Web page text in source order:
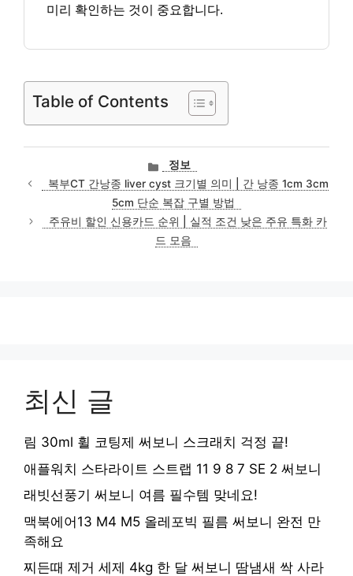
미리 확인하는 것이 중요합니다.
Table of Contents
카
테
고
리
정보
복부CT 간낭종 liver cyst 크기별 의미 | 간 낭종 1cm 3cm
5cm 단순 복잡 구별 방법
주유비 할인 신용카드 순위 | 실적 조건 낮은 주유 특화 카
드 모음
최신 글
림 30ml 휠 코팅제 써보니 스크래치 걱정 끝!
애플워치 스타라이트 스트랩 11 9 8 7 SE 2 써보니
래빗선풍기 써보니 여름 필수템 맞네요!
맥북에어13 M4 M5 올레포빅 필름 써보니 완전 만
족해요
찌든때 제거 세제 4kg 한 달 써보니 땀냄새 싹 사라